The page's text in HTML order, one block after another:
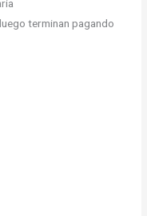
terminan pagando